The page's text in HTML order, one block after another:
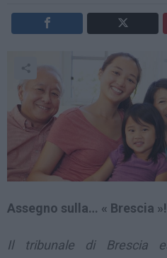
Assegno sulla… « Brescia »!
Il tribunale di Brescia